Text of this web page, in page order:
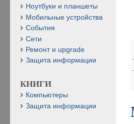
Ноутбуки и планшеты
Мобильные устройства
События
Сети
Ремонт и upgrade
Защита информации
КНИГИ
Компьютеры
Защита информации